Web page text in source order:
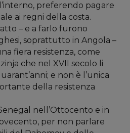
preferendo pagare
ai regni della costa.
– e a farlo furono
soprattutto in Angola –
fiera resistenza, come
che nel XVII secolo li
e non è l’unica
della resistenza
nell’Ottocento e in
per non parlare